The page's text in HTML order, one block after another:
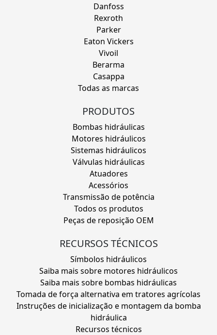
Danfoss
Rexroth
Parker
Eaton Vickers
Vivoil
Berarma
Casappa
Todas as marcas
PRODUTOS
Bombas hidráulicas
Motores hidráulicos
Sistemas hidráulicos
Válvulas hidráulicas
Atuadores
Acessórios
Transmissão de potência
Todos os produtos
Peças de reposição OEM
RECURSOS TÉCNICOS
Símbolos hidráulicos
Saiba mais sobre motores hidráulicos
Saiba mais sobre bombas hidráulicas
Tomada de força alternativa em tratores agrícolas
Instruções de inicialização e montagem da bomba
hidráulica
Recursos técnicos